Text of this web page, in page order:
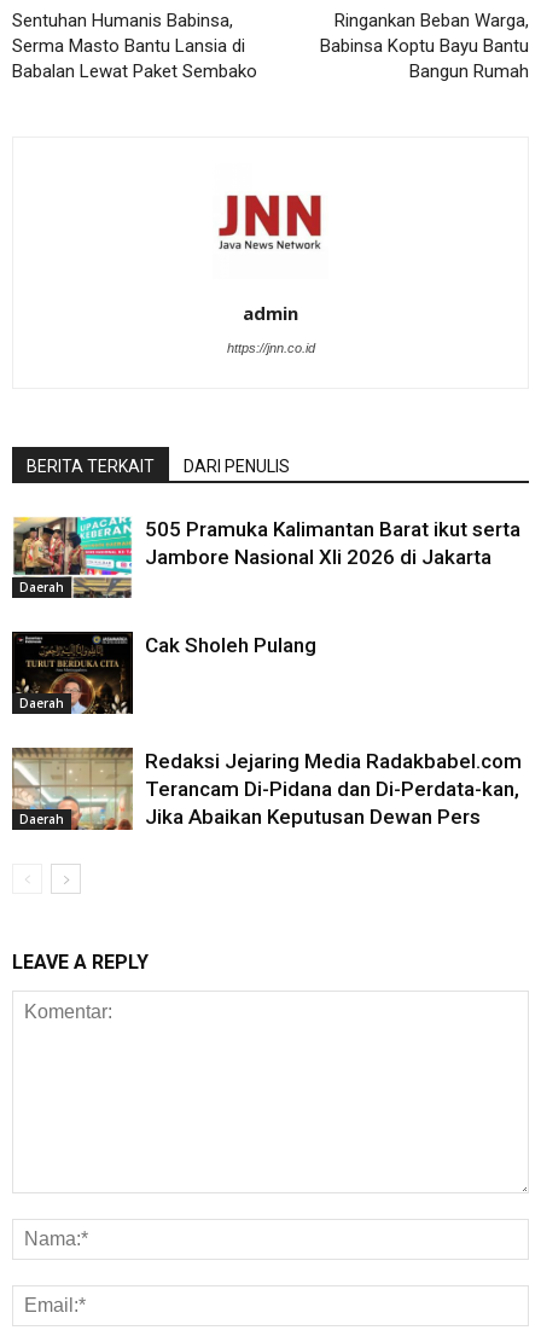
Sentuhan Humanis Babinsa,
Serma Masto Bantu Lansia di
Babalan Lewat Paket Sembako
Ringankan Beban Warga,
Babinsa Koptu Bayu Bantu
Bangun Rumah
admin
https://jnn.co.id
BERITA TERKAIT DARI PENULIS
Daerah
505 Pramuka Kalimantan Barat ikut serta
Jambore Nasional XIi 2026 di Jakarta
Daerah
Cak Sholeh Pulang
Daerah
Redaksi Jejaring Media Radakbabel.com
Terancam Di-Pidana dan Di-Perdata-kan,
Jika Abaikan Keputusan Dewan Pers
LEAVE A REPLY